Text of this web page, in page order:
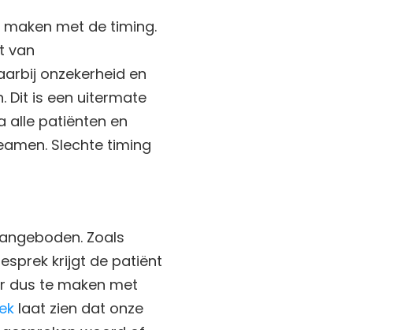
met de timing.
van
onzekerheid en
Dit is een uitermate
alle patiënten en
Slechte timing
Zoals
krijgt de patiënt
dus te maken met
laat zien dat onze